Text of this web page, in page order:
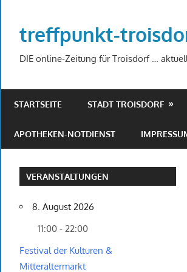
springen
treffpunkt-
DIE online-Zeitung für Troisdorf …
STARTSEITE STADT TROISDORF
APOTHEKEN-NOTDIENST
VERANSTALTUNGEN
8. August 2026
11:00 - 22:00
Festival der Kulturen &
Mitteraltermarkt